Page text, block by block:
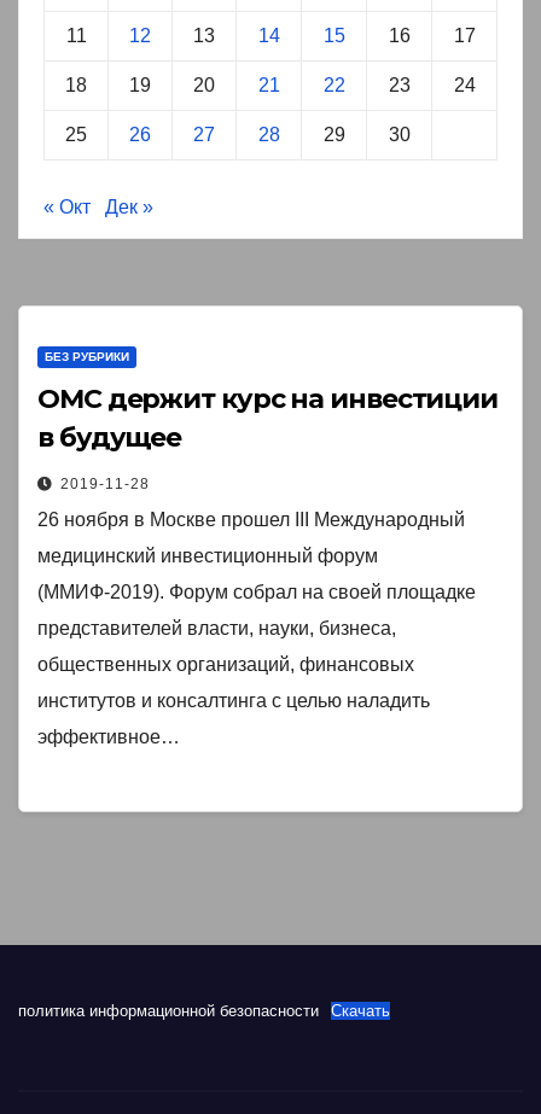
11 12 13 14 15 16 17
18 19 20 21 22 23 24
25 26 27 28 29 30
« Окт Дек »
БЕЗ РУБРИКИ
ОМС держит курс на инвестиции
в будущее￼
2019-11-28
26 ноября в Москве прошел III Международный
медицинский инвестиционный форум
(ММИФ-2019). Форум собрал на своей площадке
представителей власти, науки, бизнеса,
общественных организаций, финансовых
институтов и консалтинга с целью наладить
эффективное…
политика информационной безопасности Скачать